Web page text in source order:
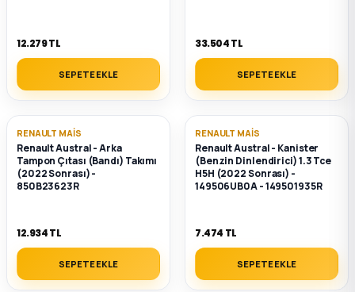
Parça
12.279 TL
SEPETE EKLE
33.504 TL
SEPETE EKLE
RENAULT MAIS
Renault Austral - Arka
Tampon Çıtası (Bandı) Takımı
(2022 Sonrası) -
850B23623R
12.934 TL
SEPETE EKLE
RENAULT MAIS
Renault Austral - Kanister
(Benzin Dinlendirici) 1.3 Tce
H5H (2022 Sonrası) -
149506UB0A - 149501935R
7.474 TL
SEPETE EKLE